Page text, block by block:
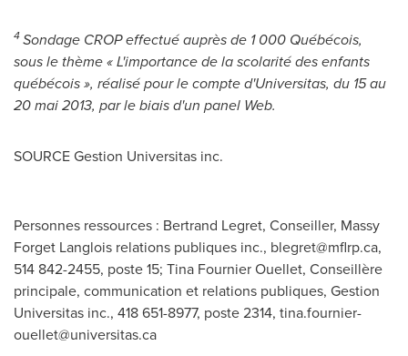
4Sondage CROP effectué auprès de 1 000 Québécois,
sous le thème « L'importance de la scolarité des enfants
québécois », réalisé pour le compte d'Universitas, du 15 au
20 mai 2013, par le biais d'un panel Web.
SOURCE Gestion Universitas inc.
Personnes ressources : Bertrand Legret, Conseiller, Massy
Forget Langlois relations publiques inc., blegret@mflrp.ca,
514 842-2455, poste 15; Tina Fournier Ouellet, Conseillère
principale, communication et relations publiques, Gestion
Universitas inc., 418 651-8977, poste 2314, tina.fournier-
ouellet@universitas.ca